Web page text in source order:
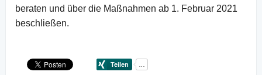
beraten und über die Maßnahmen ab 1. Februar 2021
beschließen.